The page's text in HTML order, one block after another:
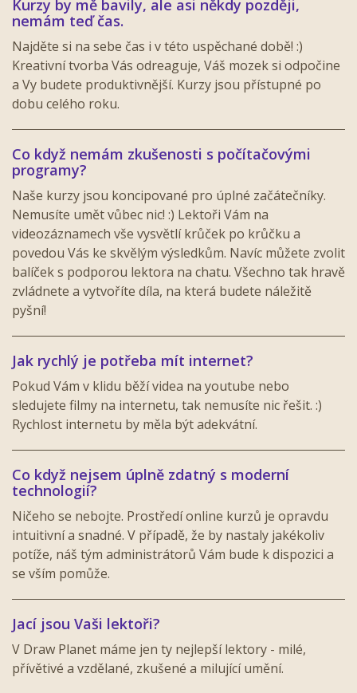
Kurzy by mě bavily, ale asi někdy později,
nemám teď čas.
Najděte si na sebe čas i v této uspěchané době! :)
Kreativní tvorba Vás odreaguje, Váš mozek si odpočine
a Vy budete produktivnější. Kurzy jsou přístupné po
dobu celého roku.
Co když nemám zkušenosti s počítačovými
programy?
Naše kurzy jsou koncipované pro úplné začátečníky.
Nemusíte umět vůbec nic! :) Lektoři Vám na
videozáznamech vše vysvětlí krůček po krůčku a
povedou Vás ke skvělým výsledkům. Navíc můžete zvolit
balíček s podporou lektora na chatu. Všechno tak hravě
zvládnete a vytvoříte díla, na která budete náležitě
pyšní!
Jak rychlý je potřeba mít internet?
Pokud Vám v klidu běží videa na youtube nebo
sledujete filmy na internetu, tak nemusíte nic řešit. :)
Rychlost internetu by měla být adekvátní.
Co když nejsem úplně zdatný s moderní
technologií?
Ničeho se nebojte. Prostředí online kurzů je opravdu
intuitivní a snadné. V případě, že by nastaly jakékoliv
potíže, náš tým administrátorů Vám bude k dispozici a
se vším pomůže.
Jací jsou Vaši lektoři?
V Draw Planet máme jen ty nejlepší lektory - milé,
přívětivé a vzdělané, zkušené a milující umění.